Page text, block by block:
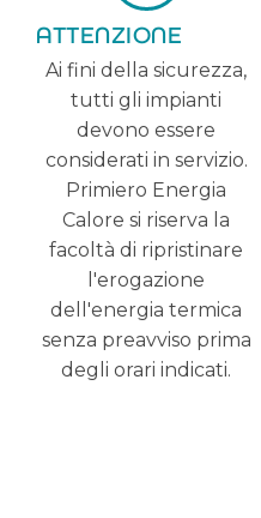
ATTENZIONE
Ai fini della sicurezza,
tutti gli impianti
devono essere
considerati in servizio.
Primiero Energia
Calore si riserva la
facoltà di ripristinare
l'erogazione
dell'energia termica
senza preavviso prima
degli orari indicati.